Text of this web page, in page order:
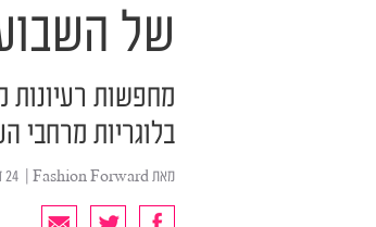
של
מחפשות
בלוגריות מרחבי
מאתFashion Forward